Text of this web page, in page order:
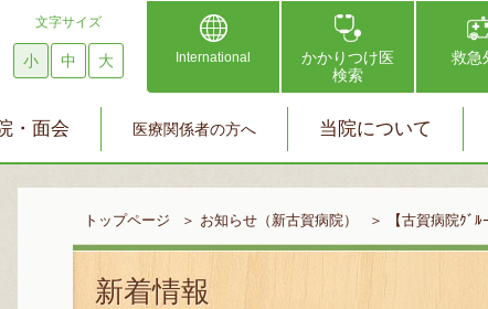
文字サイズ
小 中 大 International
かかりつけ医
検索
救急
・面会 医療関係者の方へ 当院について
トップページ ＞ お知らせ（新古賀病院） ＞ 【古賀病院ｸﾞ
新着情報